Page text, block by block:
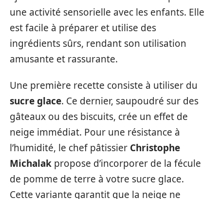
une activité sensorielle avec les enfants. Elle
est facile à préparer et utilise des
ingrédients sûrs, rendant son utilisation
amusante et rassurante.
Une première recette consiste à utiliser du
sucre glace. Ce dernier, saupoudré sur des
gâteaux ou des biscuits, crée un effet de
neige immédiat. Pour une résistance à
l’humidité, le chef pâtissier Christophe
Michalak propose d’incorporer de la fécule
de pomme de terre à votre sucre glace.
Cette variante garantit que la neige ne